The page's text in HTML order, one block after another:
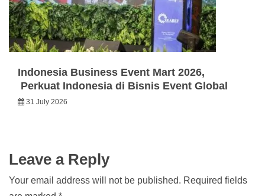
Indonesia Business Event Mart 2026,
Perkuat Indonesia di Bisnis Event Global
31 July 2026
Leave a Reply
Your email address will not be published. Required fields